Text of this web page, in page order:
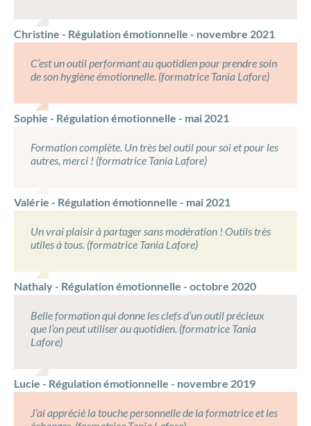
Christine - Régulation émotionnelle - novembre 2021
C’est un outil performant au quotidien pour prendre soin
de son hygiène émotionnelle. (formatrice Tania Lafore)
Sophie - Régulation émotionnelle - mai 2021
Formation complète. Un très bel outil pour soi et pour les
autres, merci ! (formatrice Tania Lafore)
Valérie - Régulation émotionnelle - mai 2021
Un vrai plaisir à partager sans modération ! Outils très
utiles à tous. (formatrice Tania Lafore)
Nathaly - Régulation émotionnelle - octobre 2020
Belle formation qui donne les clefs d’un outil précieux
que l’on peut utiliser au quotidien. (formatrice Tania
Lafore)
Lucie - Régulation émotionnelle - novembre 2019
J’ai apprécié la touche personnelle de la formatrice et les